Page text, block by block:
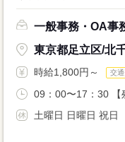
一般事務・OA事
東京都足立区/北
時給1,800円～ 交
09：00〜17：30
土曜日 日曜日 祝日